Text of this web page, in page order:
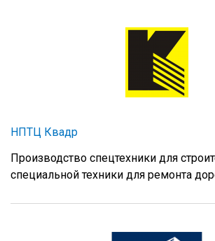
НПТЦ Квадр
Производство спецтехники для
специальной техники для ремонта